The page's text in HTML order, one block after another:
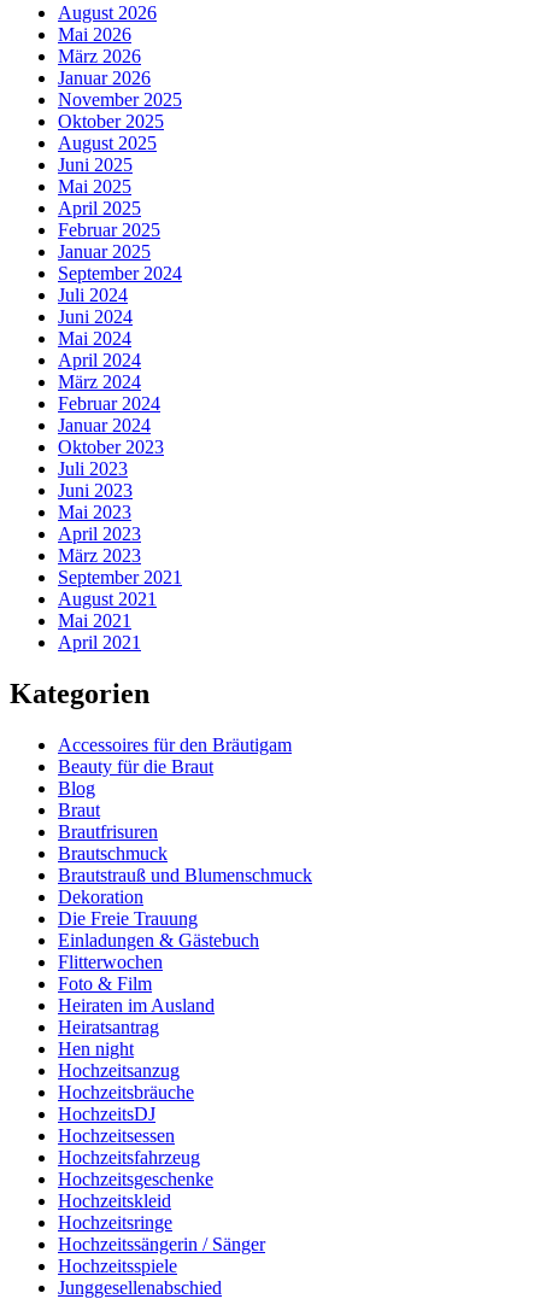
August 2026
Mai 2026
März 2026
Januar 2026
November 2025
Oktober 2025
August 2025
Juni 2025
Mai 2025
April 2025
Februar 2025
Januar 2025
September 2024
Juli 2024
Juni 2024
Mai 2024
April 2024
März 2024
Februar 2024
Januar 2024
Oktober 2023
Juli 2023
Juni 2023
Mai 2023
April 2023
März 2023
September 2021
August 2021
Mai 2021
April 2021
Kategorien
Accessoires für den Bräutigam
Beauty für die Braut
Blog
Braut
Brautfrisuren
Brautschmuck
Brautstrauß und Blumenschmuck
Dekoration
Die Freie Trauung
Einladungen & Gästebuch
Flitterwochen
Foto & Film
Heiraten im Ausland
Heiratsantrag
Hen night
Hochzeitsanzug
Hochzeitsbräuche
HochzeitsDJ
Hochzeitsessen
Hochzeitsfahrzeug
Hochzeitsgeschenke
Hochzeitskleid
Hochzeitsringe
Hochzeitssängerin / Sänger
Hochzeitsspiele
Junggesellenabschied